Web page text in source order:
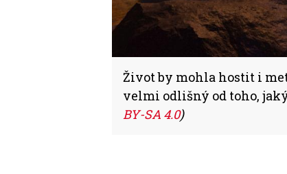
Život by mohla hostit i
velmi odlišný od toho,
BY-SA 4.0)